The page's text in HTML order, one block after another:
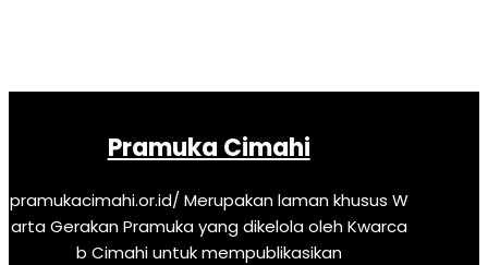
Pramuka Cimahi
pramukacimahi.or.id/ Merupakan laman khusus W
arta Gerakan Pramuka yang dikelola oleh Kwarca
b Cimahi untuk mempublikasikan